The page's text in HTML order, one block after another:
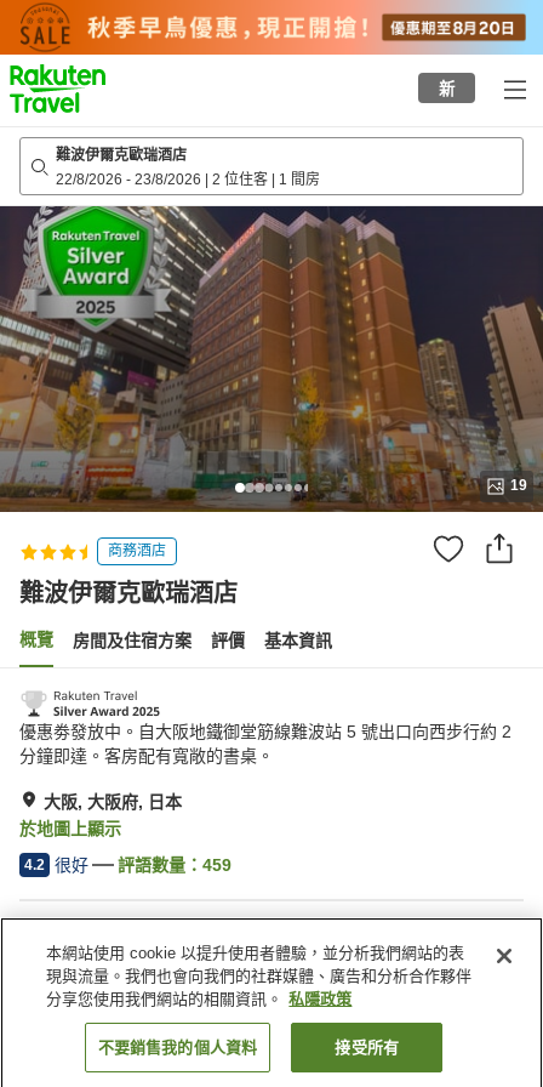
to
top
page
新
難波伊爾克歐瑞酒店
22/8/2026 - 23/8/2026 | 2 位住客 | 1 間房
19
商務酒店
難波伊爾克歐瑞酒店
概覽 房間及住宿方案 評價 基本資訊
優惠劵發放中。自大阪地鐵御堂筋線難波站 5 號出口向西步行約 2
分鐘即達。客房配有寬敞的書桌。
大阪, 大阪府, 日本
於地圖上顯示
4.2 很好 評語數量： 459
水療/美容院
餐廳
自動販賣機
會議室
日本 大阪府 大阪 難波伊爾克歐瑞酒店
找客房
本網站使用 cookie 以提升使用者體驗，並分析我們網站的表
現與流量。我們也會向我們的社群媒體、廣告和分析合作夥伴
分享您使用我們網站的相關資訊。
私隱政策
不要銷售我的個人資料 接受所有